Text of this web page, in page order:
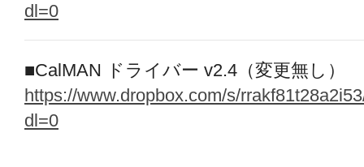
dl=0
■CalMAN ドライバー v2.4（変更無し）
https://www.dropbox.com/s/
dl=0